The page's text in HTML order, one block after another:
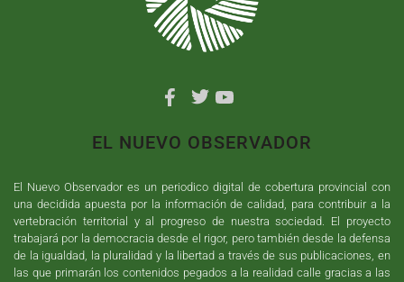
EL NUEVO OBSERVADOR
El Nuevo Observador es un periodico digital de cobertura provincial con
una decidida apuesta por la información de calidad, para contribuir a la
vertebración territorial y al progreso de nuestra sociedad. El proyecto
trabajará por la democracia desde el rigor, pero también desde la defensa
de la igualdad, la pluralidad y la libertad a través de sus publicaciones, en
las que primarán los contenidos pegados a la realidad calle gracias a las